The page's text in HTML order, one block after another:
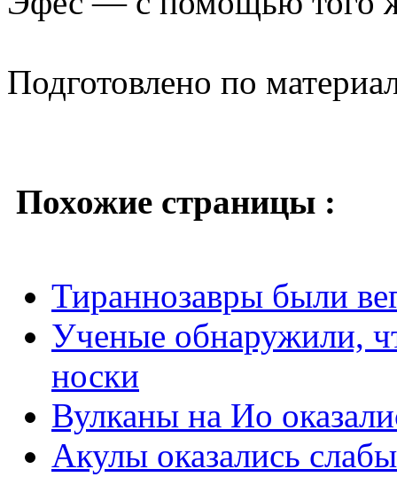
Подготовлено по
Похожие страницы :
Тираннозавры были
Ученые обнаружили,
носки
Вулканы на Ио
Акулы оказались